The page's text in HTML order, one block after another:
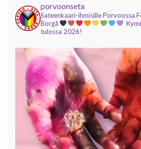
porvoonseta
Sateenkaari-ihmisille Porvoossa
Borgå
tulossa 2026!